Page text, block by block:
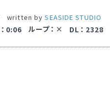
written bySEASIDE STUDIO
： 0:06 ループ ： DL ： 2328